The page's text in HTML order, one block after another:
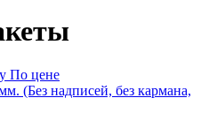
По цене